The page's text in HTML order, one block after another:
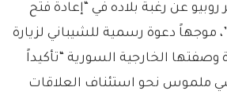
روبيو عن رغبة بلاده في “إعادة فتح
دعوة رسمية للشيباني لزيارة
الخارجية السورية “تأكيداً
ملموس نحو استئناف العلاقات